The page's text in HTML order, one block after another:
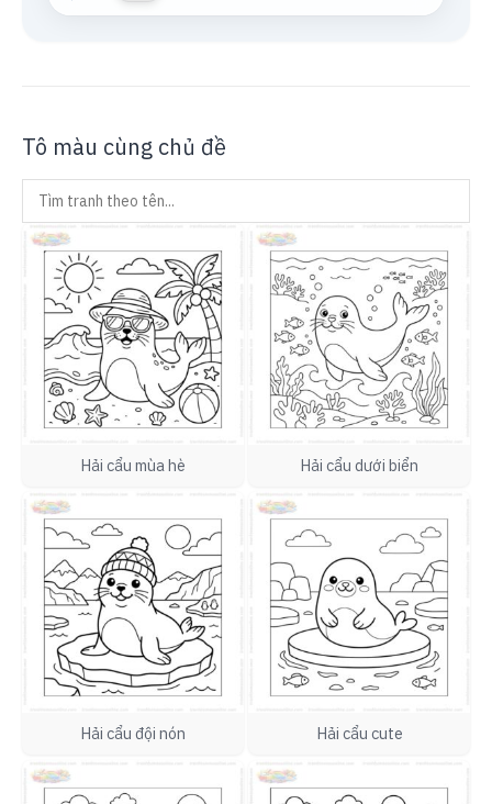
Tô màu cùng chủ đề
Hải cẩu mùa hè Hải cẩu dưới biển
Hải cẩu đội nón Hải cẩu cute